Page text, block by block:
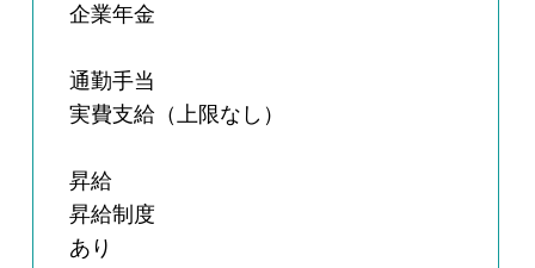
企業年金
通勤手当
実費支給（上限なし）
昇給
昇給制度
あり